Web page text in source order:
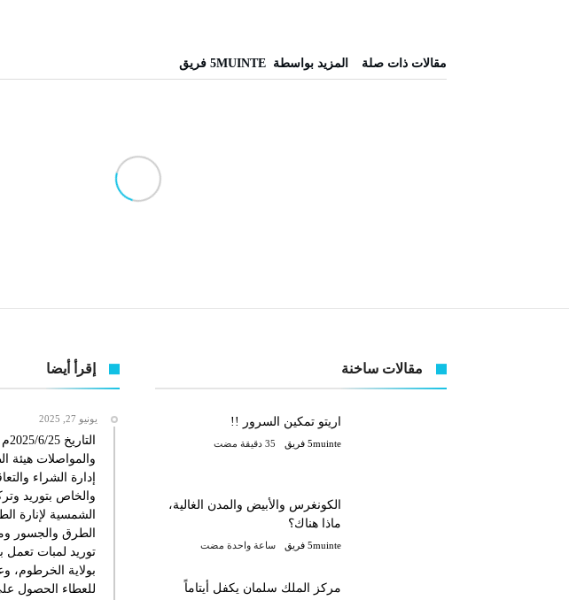
‫مقالات ذات صلة‬ ‫‫المزيد بواسطة‬ ‬ 5MUINTE فريق
مقالات ساخنة
اريتو تمكين السرور !!
5muinte فريق
الكونغرس والأبيض والمدن الغالية،
ماذا هناك؟
5muinte فريق ‫‫‫‏‫ساعة واحدة مضت‬
مركز الملك سلمان يكفل أيتاماً
إقرأ أيضا
يونيو 27, 2025
والمواصلات هيئة
والخاص بتوريد
الشمسية لإنارة
الطرق والجسور
توريد لمبات تعمل
بولاية الخرطوم،
للعطاء الحصول